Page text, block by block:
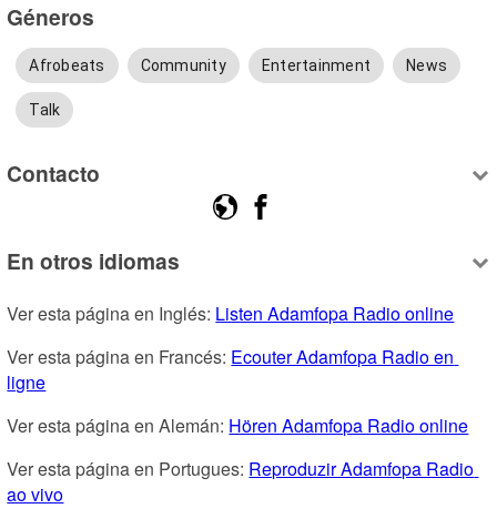
Géneros
Afrobeats Community Entertainment News
Talk
Contacto
En otros idiomas
Ver esta página en Inglés: Listen Adamfopa Radio online
Ver esta página en Francés: Ecouter Adamfopa Radio en
ligne
Ver esta página en Alemán: Hören Adamfopa Radio online
Ver esta página en Portugues: Reproduzir Adamfopa Radio
ao vivo